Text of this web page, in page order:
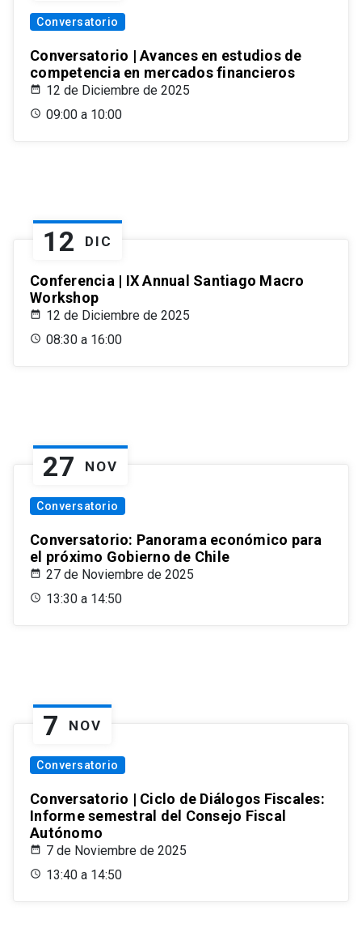
Conversatorio
Conversatorio | Avances en estudios de
competencia en mercados financieros
12 de Diciembre de 2025
09:00 a 10:00
12 DIC
Conferencia | IX Annual Santiago Macro
Workshop
12 de Diciembre de 2025
08:30 a 16:00
27 NOV
Conversatorio
Conversatorio: Panorama económico para
el próximo Gobierno de Chile
27 de Noviembre de 2025
13:30 a 14:50
7 NOV
Conversatorio
Conversatorio | Ciclo de Diálogos Fiscales:
Informe semestral del Consejo Fiscal
Autónomo
7 de Noviembre de 2025
13:40 a 14:50